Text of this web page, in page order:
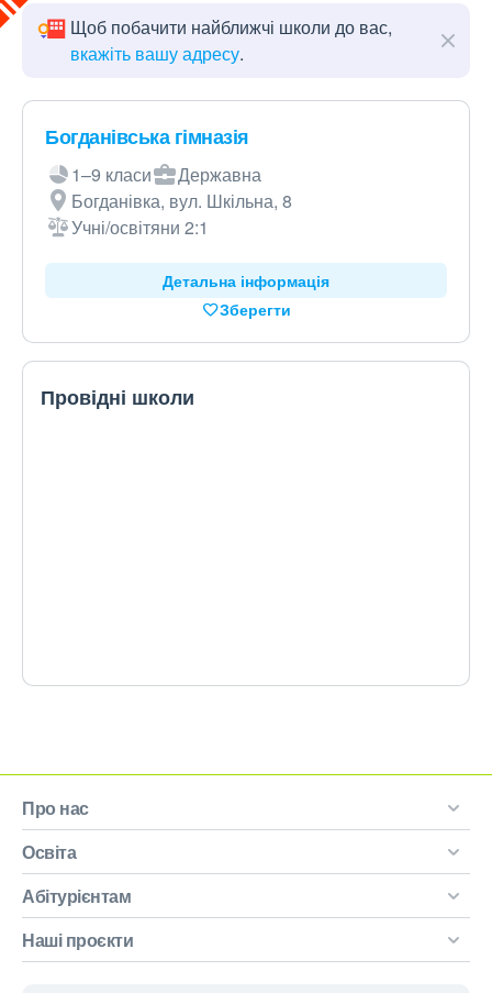
Щоб побачити найближчі школи до вас,
вкажіть вашу адресу.
Богданівська гімназія
1–9 класи
Державна
Богданівка, вул. Шкільна, 8
Учні/освітяни 2:1
Детальна інформація
Зберегти
Провідні школи
Про нас
Освіта
Абітурієнтам
Наші проєкти